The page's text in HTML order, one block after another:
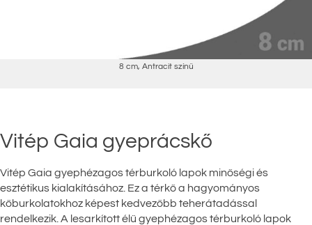
8 cm, Antracit színű
Vitép Gaia gyeprácskő
Vitép Gaia gyephézagos térburkoló lapok minőségi és
esztétikus kialakításához. Ez a térkő a hagyományos
kőburkolatokhoz képest kedvezőbb teherátadással
rendelkezik. A lesarkított élű gyephézagos térburkoló lapok